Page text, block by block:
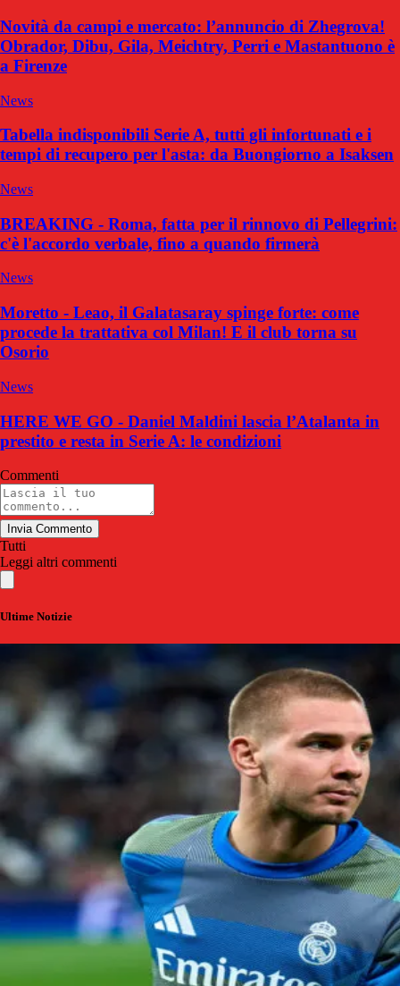
Novità da campi e mercato: l’annuncio di Zhegrova!
Obrador, Dibu, Gila, Meichtry, Perri e Mastantuono è
a Firenze
News
Tabella indisponibili Serie A, tutti gli infortunati e i
tempi di recupero per l'asta: da Buongiorno a Isaksen
News
BREAKING - Roma, fatta per il rinnovo di Pellegrini:
c'è l'accordo verbale, fino a quando firmerà
News
Moretto - Leao, il Galatasaray spinge forte: come
procede la trattativa col Milan! E il club torna su
Osorio
News
HERE WE GO - Daniel Maldini lascia l’Atalanta in
prestito e resta in Serie A: le condizioni
Commenti
Invia Commento
Tutti
Leggi altri commenti
Ultime Notizie